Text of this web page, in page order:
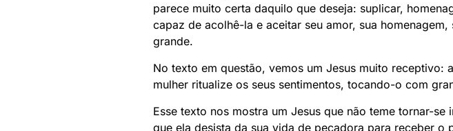
parece muito certa daquilo que deseja: suplicar,
capaz de acolhê-la e aceitar seu amor, sua
grande.
No texto em questão, vemos um Jesus muito receptivo:
mulher ritualize os seus sentimentos, tocando-o com
Esse texto nos mostra um Jesus que não teme tornar-
que ela desista da sua vida de pecadora para receber